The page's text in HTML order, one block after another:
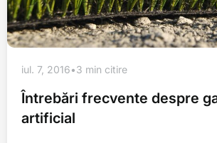
iul. 7, 2016•3 min citire
Întrebări frecvente despre
artificial